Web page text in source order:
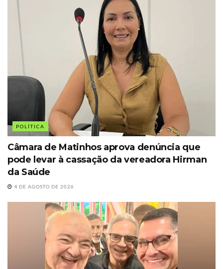
POLÍTICA
Câmara de Matinhos aprova denúncia que
pode levar à cassação da vereadora Hirman
da Saúde
4 DE AGOSTO DE 2026